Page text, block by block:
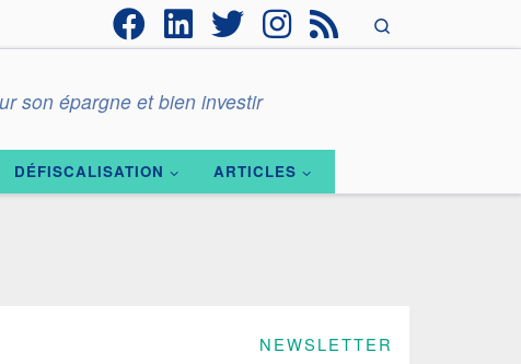
son épargne et bien investir
DÉFISCALISATION ARTICLES
NEWSLETTER